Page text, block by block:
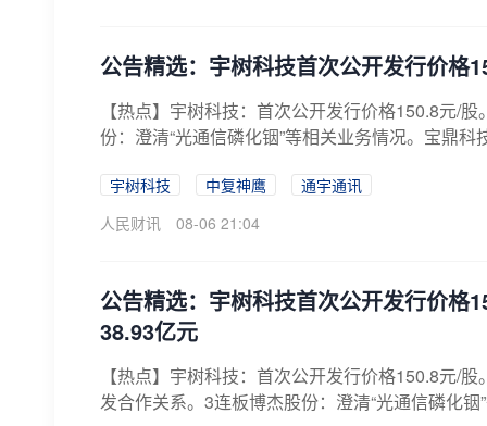
公告精选：宇树科技首次公开发行价格
【热点】宇树科技：首次公开发行价格150.8元/
份：澄清“光通信磷化铟”等相关业务情况。宝鼎
宇树科技 中复神鹰
通宇通讯
人民财讯
08-06 21:04
公告精选：宇树科技首次公开发行价格
38.93亿元
【热点】宇树科技：首次公开发行价格150.8元/
发合作关系。3连板博杰股份：澄清“光通信磷化